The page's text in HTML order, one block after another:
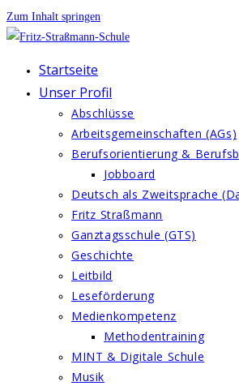
Zum Inhalt springen
Startseite
Unser Profil
Abschlüsse
Arbeitsgemeinschaften (AGs)
Berufsorientierung &
Jobboard
Deutsch als Zweitsprache
Fritz Straßmann
Ganztagsschule (GTS)
Geschichte
Leitbild
Leseförderung
Medienkompetenz
Methodentraining
MINT & Digitale Schule
Musik